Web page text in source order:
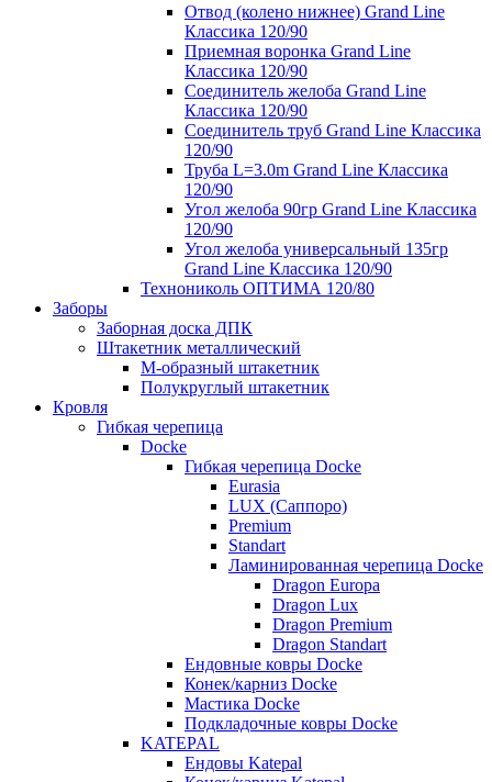
Отвод (колено нижнее) Grand Line
Классика 120/90
Приемная воронка Grand Line
Классика 120/90
Соединитель желоба Grand Line
Классика 120/90
Соединитель труб Grand Line Классика
120/90
Труба L=3.0m Grand Line Классика
120/90
Угол желоба 90гр Grand Line Классика
120/90
Угол желоба универсальный 135гр
Grand Line Классика 120/90
Технониколь ОПТИМА 120/80
Заборы
Заборная доска ДПК
Штакетник металлический
М-образный штакетник
Полукруглый штакетник
Кровля
Гибкая черепица
Docke
Гибкая черепица Docke
Eurasia
LUX (Саппоро)
Premium
Standart
Ламинированная черепица Docke
Dragon Europa
Dragon Lux
Dragon Premium
Dragon Standart
Ендовные ковры Docke
Конек/карниз Docke
Мастика Docke
Подкладочные ковры Docke
KATEPAL
Ендовы Katepal